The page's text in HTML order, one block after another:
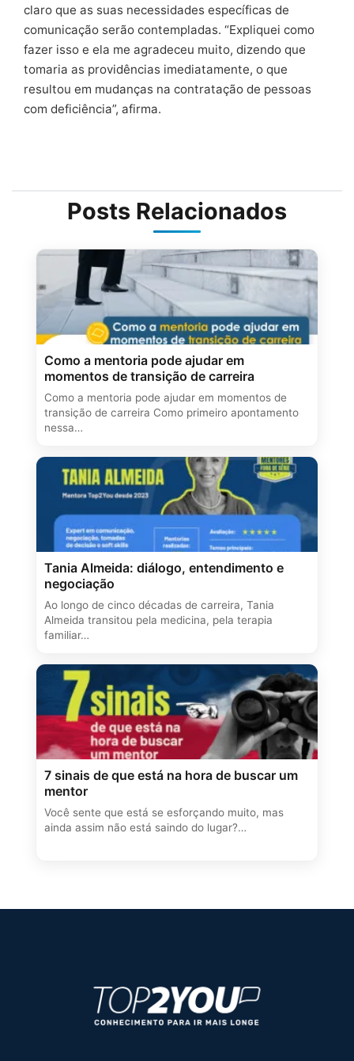
claro que as suas necessidades específicas de
comunicação serão contempladas. “Expliquei como
fazer isso e ela me agradeceu muito, dizendo que
tomaria as providências imediatamente, o que
resultou em mudanças na contratação de pessoas
com deficiência”, afirma.
Posts Relacionados
Como a mentoria pode ajudar em
momentos de transição de carreira
Como a mentoria pode ajudar em momentos de
transição de carreira Como primeiro apontamento
nessa…
Tania Almeida: diálogo, entendimento e
negociação
Ao longo de cinco décadas de carreira, Tania
Almeida transitou pela medicina, pela terapia
familiar…
7 sinais de que está na hora de buscar um
mentor
Você sente que está se esforçando muito, mas
ainda assim não está saindo do lugar?…